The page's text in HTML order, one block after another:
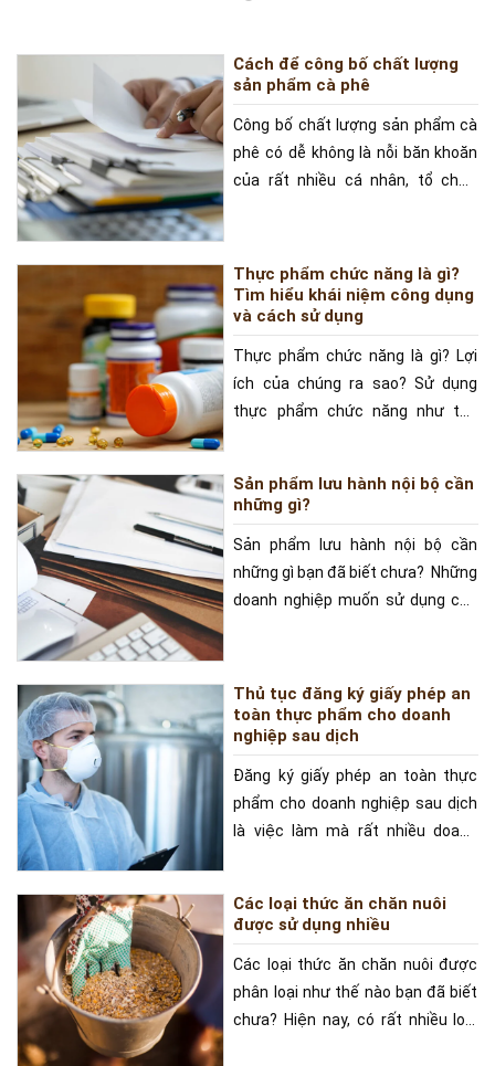
Cách để công bố chất lượng
sản phẩm cà phê
Công bố chất lượng sản phẩm cà
phê có dễ không là nỗi băn khoăn
của rất nhiều cá nhân, tổ chức
Thực phẩm chức năng là gì?
Tìm hiểu khái niệm công dụng
và cách sử dụng
Thực phẩm chức năng là gì? Lợi
ích của chúng ra sao? Sử dụng
thực phẩm chức năng như thế
Sản phẩm lưu hành nội bộ cần
những gì?
Sản phẩm lưu hành nội bộ cần
những gì bạn đã biết chưa? Những
doanh nghiệp muốn sử dụng các
Thủ tục đăng ký giấy phép an
toàn thực phẩm cho doanh
nghiệp sau dịch
Đăng ký giấy phép an toàn thực
phẩm cho doanh nghiệp sau dịch
là việc làm mà rất nhiều doanh
Các loại thức ăn chăn nuôi
được sử dụng nhiều
Các loại thức ăn chăn nuôi được
phân loại như thế nào bạn đã biết
chưa? Hiện nay, có rất nhiều loại